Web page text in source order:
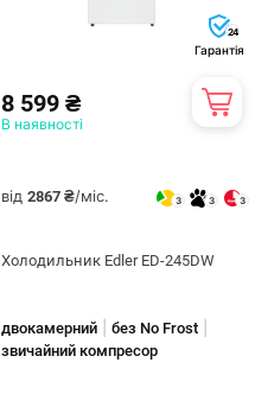
24
Гарантія
8 599 ₴
В наявності
від 2867 ₴/міс. 3 3 3
Холодильник Edler ED-245DW
двокамерний без No Frost
звичайний компресор